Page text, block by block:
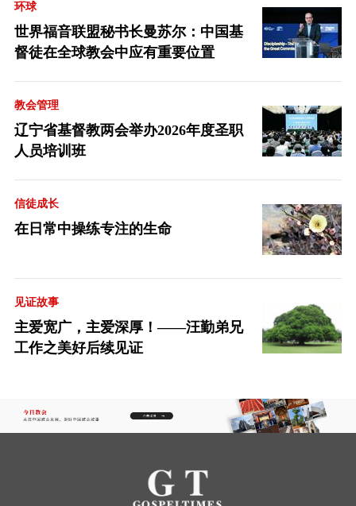
环球
世界福音联盟秘书长曼苏尔：中国基
督徒在全球教会中应有重要位置
教会管理
辽宁省基督教两会举办2026年度圣职
人员培训班
信徒成长
在日常中操练专注的生命
见证故事
主爱宽广，主爱深厚！——汪勤弟兄
工作之美好后续见证